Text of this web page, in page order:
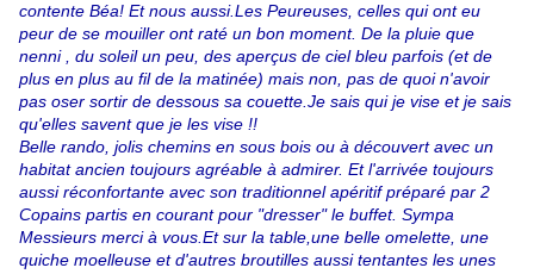
contente Béa! Et nous aussi.Les Peureuses, celles qui ont eu
peur de se mouiller ont raté un bon moment. De la pluie que
nenni , du soleil un peu, des aperçus de ciel bleu parfois (et de
plus en plus au fil de la matinée) mais non, pas de quoi n'avoir
pas oser sortir de dessous sa couette.Je sais qui je vise et je sais
qu'elles savent que je les vise !!
Belle rando, jolis chemins en sous bois ou à découvert avec un
habitat ancien toujours agréable à admirer. Et l'arrivée toujours
aussi réconfortante avec son traditionnel apéritif préparé par 2
Copains partis en courant pour "dresser" le buffet. Sympa
Messieurs merci à vous.Et sur la table,une belle omelette, une
quiche moelleuse et d'autres broutilles aussi tentantes les unes